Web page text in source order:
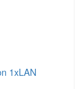
1xLAN